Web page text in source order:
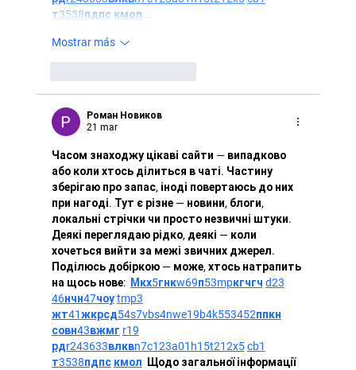
т3538пдпс кмол
Mostrar más
Роман Новиков
21 mar
Часом знаходжу цікаві сайти — випадково
або коли хтось ділиться в чаті. Частину
зберігаю про запас, іноді повертаюсь до них
при нагоді. Тут є різне — новини, блоги,
локальні стрічки чи просто незвичні штуки.
Деякі переглядаю рідко, деякі — коли
хочеться вийти за межі звичних джерел.
Поділюсь добіркою — може, хтось натрапить
на щось нове: М кх5гнкw69п53mpкгчгч d23
46нчн47чоу tmp3
жт41жкрсд54s7vbs4nwe19b4k553452ппкн
совн43вжмг r19
рдr243633влквn7c123a01 h15t212x5 cb1
т3538пдпс кмол
  Щодо загальної інформації